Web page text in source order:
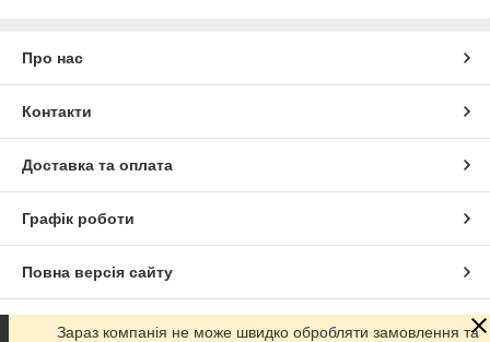
Про нас
Контакти
Доставка та оплата
Графік роботи
Повна версія сайту
Сайт створено на маркетплейсі Prom.ua
Зараз компанія не може швидко обробляти замовлення та